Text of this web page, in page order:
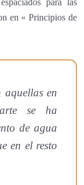
para las
en « Principios de
aquellas en
se ha
de agua
en el resto